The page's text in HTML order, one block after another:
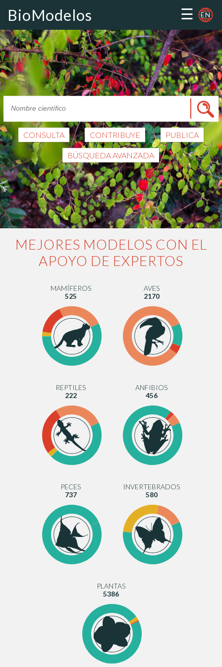
BioModelos ☰ EN
CONSULTA CONTRIBUYE PUBLICA
BÚSQUEDA AVANZADA
MEJORES MODELOS CON EL
APOYO DE EXPERTOS
MAMÍFEROS
525
AVES
2170
REPTILES
222
ANFIBIOS
456
PECES
737
INVERTEBRADOS
580
PLANTAS
5386